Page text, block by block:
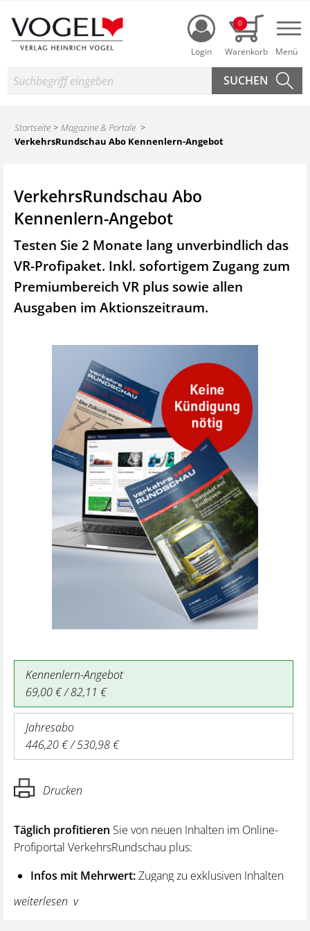
Login
0
Suche
Startseite
Magazine & Portale
VerkehrsRundschau Abo Kennenlern-Angebot
VerkehrsRundschau Abo
Kennenlern-Angebot
Testen Sie 2 Monate lang unverbindlich das
VR-Profipaket. Inkl. sofortigem Zugang zum
Premiumbereich VR plus sowie allen
Ausgaben im Aktionszeitraum.
Kennenlern-Angebot
69,00 € / 82,11 €
Jahresabo
446,20 € / 530,98 €
Drucken
Täglich profitieren Sie von neuen Inhalten im Online-
Profiportal VerkehrsRundschau plus:
Infos mit Mehrwert:Zugang zu exklusiven Inhalten
und Hintergrundwissen – von aktuellen Regelungen
wie z. B. bei den Lenk- und Ruhezeiten,
weiterlesen